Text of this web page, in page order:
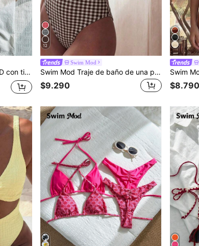
Bikini de mujer Swim Mod-D con tirantes de espagueti, de tela jacquard, rojo con cuentas, para primavera/verano
12
Swim Mod
Swim Mod Traje de baño de una pieza para mujer nuevo con estampado de cuadros marrón, diseño de anillo en el pecho, traje de baño elegante y minimalista, adecuado para vacaciones en la playa, fotogénico, traje de baño para vacaciones de primavera/verano, diseño de tirantes cruzados en la espalda, único y distintivo, diseño sexy sin espalda de una pieza
$9.290 $8.790